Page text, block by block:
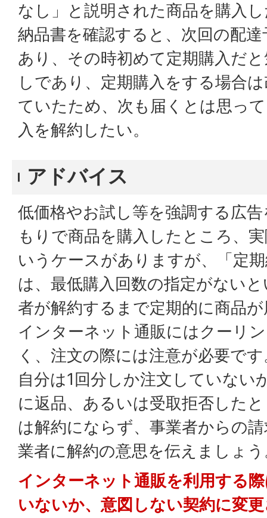
なし」と説明された商品を購入
納品書を確認すると、次回の配
あり、その時初めて定期購入だ
しであり、定期購入をする場合
ていたため、次も届くとは思っ
入を解約したい。
アドバイス
低価格やお試し等を強調する広
もりで商品を購入したところ、
いうケースがありますが、「定
は、最低購入回数の指定がない
者が解約するまで定期的に商品
インターネット通販にはクーリ
く、注文の際には注意が必要で
自分は1回分しか注文していない
に返品、あるいは受取拒否した
は解約にならず、事業者からの
業者に解約の意思を伝えましょ
インターネット通販を利用する
いないか、意図しない契約に変